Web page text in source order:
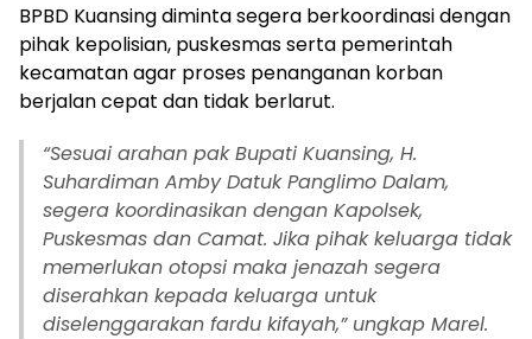
BPBD Kuansing diminta segera berkoordinasi dengan
pihak kepolisian, puskesmas serta pemerintah
kecamatan agar proses penanganan korban
berjalan cepat dan tidak berlarut.
“Sesuai arahan pak Bupati Kuansing, H.
Suhardiman Amby Datuk Panglimo Dalam,
segera koordinasikan dengan Kapolsek,
Puskesmas dan Camat. Jika pihak keluarga tidak
memerlukan otopsi maka jenazah segera
diserahkan kepada keluarga untuk
diselenggarakan fardu kifayah,” ungkap Marel.